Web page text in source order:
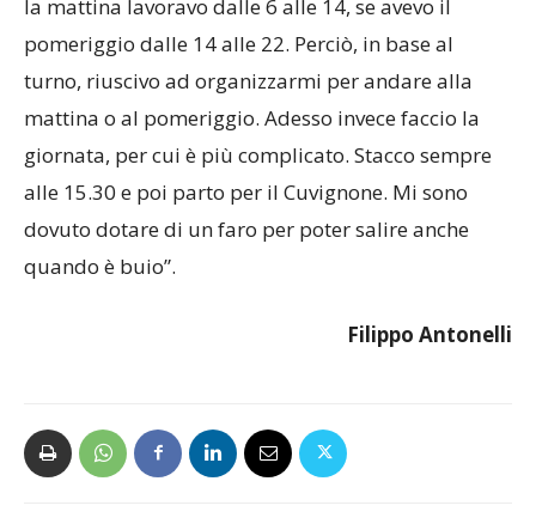
Come organizzi le tue giornate?
“Fino a due mesi fa a lavoro facevo i turni: se avevo
la mattina lavoravo dalle 6 alle 14, se avevo il
pomeriggio dalle 14 alle 22. Perciò, in base al
turno, riuscivo ad organizzarmi per andare alla
mattina o al pomeriggio. Adesso invece faccio la
giornata, per cui è più complicato. Stacco sempre
alle 15.30 e poi parto per il Cuvignone. Mi sono